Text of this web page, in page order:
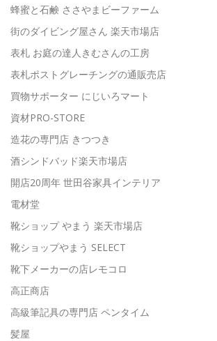
蜂蜜と石鹸 ささやまビーファーム
街のダイビング屋さん 楽天市場店
表札 お庭の達人きむさんの工房
表札ポストグレーチングの通販売店
買物サポーター にじいろマート
資材PRO-STORE
造花の専門店 きつつき
酒シンドバッド楽天市場店
開店20周年 世田谷家具インテリア
電材堂
靴ショップ やまう 楽天市場店
靴ショップやまう SELECT
靴下メーカーの店レモコロ
高正商店
高級筆記具の専門店 ペンタイム
髪屋